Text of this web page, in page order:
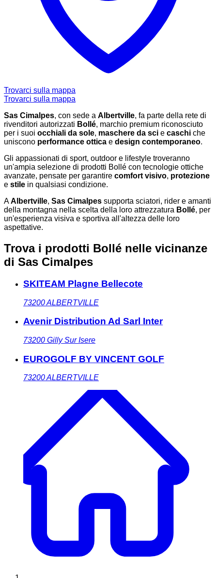
Trovarci sulla mappa
Trovarci sulla mappa
Sas Cimalpes, con sede a Albertville, fa parte della rete di
rivenditori autorizzati Bollé, marchio premium riconosciuto
per i suoi occhiali da sole, maschere da sci e caschi che
uniscono performance ottica e design contemporaneo.
Gli appassionati di sport, outdoor e lifestyle troveranno
un'ampia selezione di prodotti Bollé con tecnologie ottiche
avanzate, pensate per garantire comfort visivo, protezione
e stile in qualsiasi condizione.
AAlbertville, Sas Cimalpes supporta sciatori, rider e amanti
della montagna nella scelta della loro attrezzatura Bollé, per
un'esperienza visiva e sportiva all'altezza delle loro
aspettative.
Trova i prodotti Bollé nelle vicinanze
di Sas Cimalpes
SKITEAM Plagne Bellecote
73200ALBERTVILLE
Avenir Distribution Ad Sarl Inter
73200 Gilly Sur Isere
EUROGOLF BY VINCENT GOLF
73200ALBERTVILLE